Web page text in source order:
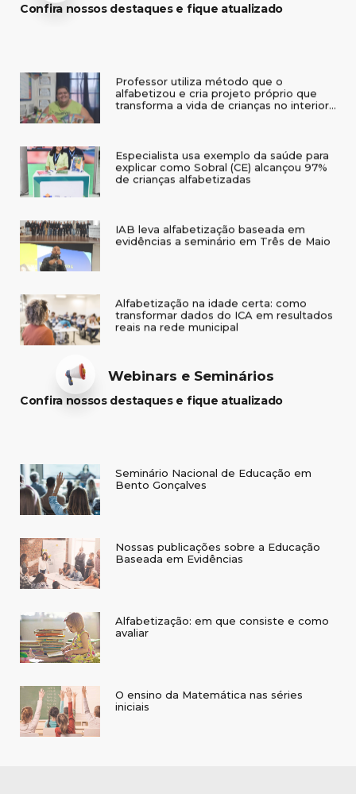
Confira nossos destaques e fique atualizado
do RS
Webinars e Seminários
Confira nossos destaques e fique atualizado